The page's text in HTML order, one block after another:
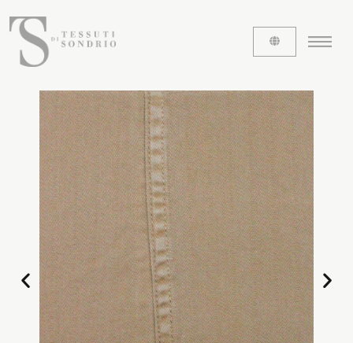
ABOUT US
The labels
Our history
Work with us
Share our fabrics